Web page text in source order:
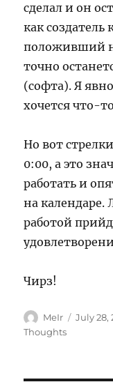
сделал и он
как создатель
положивший
точно
(софта). Я
хочется что-
Но вот
0:00, а это
работать и
на календаре.
работой
Чирз!
Author
MeIr
Posted
July 28,
Thoughts